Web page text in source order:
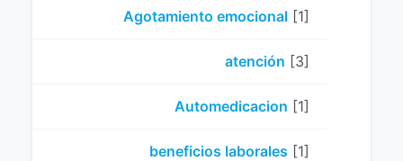
Agotamiento emocional [1]
atención [3]
Automedicacion [1]
beneficios laborales [1]